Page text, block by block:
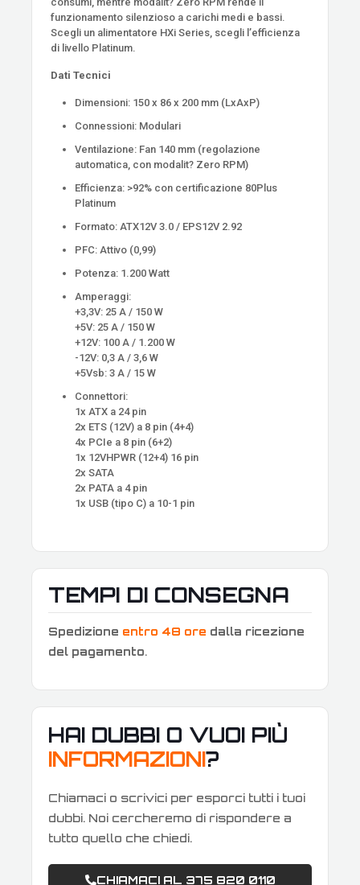
funzionamento silenzioso a carichi medi e bassi.
Scegli un alimentatore HXi Series, scegli l’efficienza
di livello Platinum.
Dati Tecnici
Dimensioni: 150 x 86 x 200 mm (LxAxP)
Connessioni: Modulari
Ventilazione: Fan 140 mm (regolazione
automatica, con modalit? Zero RPM)
Efficienza: >92% con certificazione 80Plus
Platinum
Formato: ATX12V 3.0 / EPS12V 2.92
PFC: Attivo (0,99)
Potenza: 1.200 Watt
Amperaggi:
+3,3V: 25 A / 150 W
+5V: 25 A / 150 W
+12V: 100 A / 1.200 W
-12V: 0,3 A / 3,6 W
+5Vsb: 3 A / 15 W
Connettori:
1x ATX a 24 pin
2x ETS (12V) a 8 pin (4+4)
4x PCIe a 8 pin (6+2)
1x 12VHPWR (12+4) 16 pin
2x SATA
2x PATA a 4 pin
1x USB (tipo C) a 10-1 pin
TEMPI DI CONSEGNA
Spedizione entro 48 ore dalla ricezione
del pagamento.
HAI DUBBI O VUOI PIÙ
INFORMAZIONI?
Chiamaci o scrivici per esporci tutti i tuoi
dubbi. Noi cercheremo di rispondere a
tutto quello che chiedi.
CHIAMACI AL 375 820 0110